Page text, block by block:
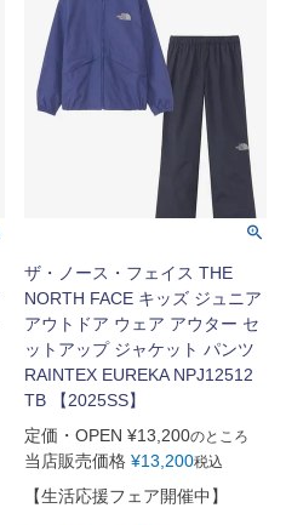
ザ・ノース・フェイス THE
NORTH FACE キッズ ジュニア
アウトドア ウェア アウター セ
ットアップ ジャケット パンツ
RAINTEX EUREKA NPJ12512
TB 【2025SS】
定価・OPEN ¥13,200のところ
当店販売価格 ¥13,200税込
【生活応援フェア開催中】